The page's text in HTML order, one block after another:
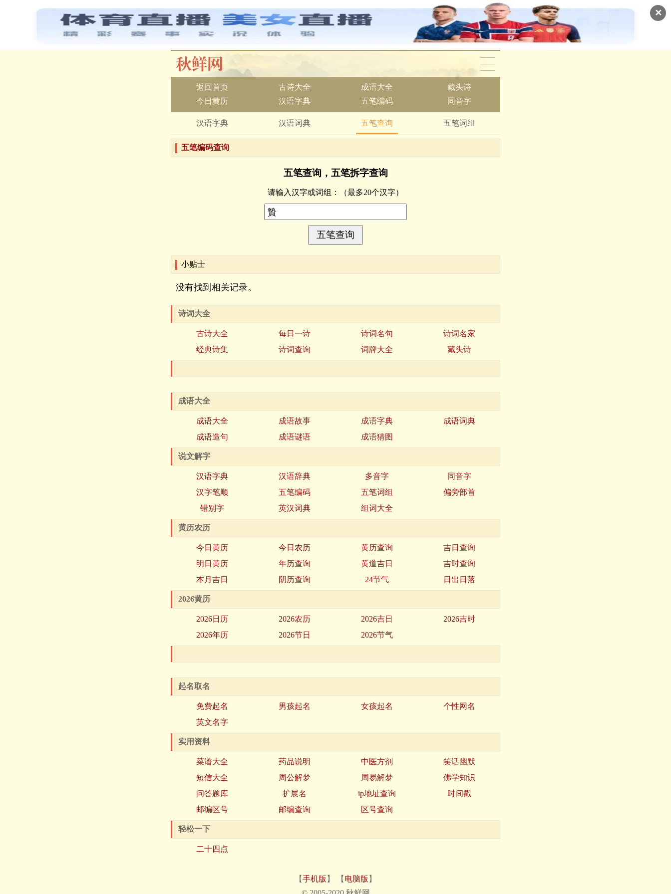
✕
返回首页 古诗大全 成语大全
藏头诗
今日黄历
汉语字典 五笔编码 同音字
汉语字典 汉语词典 五笔查询 五笔词组
五笔编码查询
五笔查询，五笔拆字查询
请输入汉字或词组： （最多20个汉字）
小贴士
没有找到相关记录。
诗词大全
古诗大全 每日一诗 诗词名句
诗词名家
经典诗集
诗词查询 词牌大全 藏头诗
成语大全
成语大全 成语故事 成语字典
成语词典
成语造句
成语谜语 成语猜图
说文解字
汉语字典 汉语辞典 多音字
同音字
汉字笔顺
五笔编码 五笔词组
偏旁部首
错别字
英汉词典 组词大全
黄历农历
今日黄历 今日农历 黄历查询
吉日查询
明日黄历
年历查询 黄道吉日
吉时查询
本月吉日
阴历查询 24节气 日出日落
2026黄历
2026日历 2026农历 2026吉日
2026吉时
2026年历
2026节日 2026节气
起名取名
免费起名 男孩起名 女孩起名
个性网名
英文名字
实用资料
菜谱大全 药品说明 中医方剂
笑话幽默
短信大全
周公解梦 周易解梦
佛学知识
问答题库
扩展名 ip地址查询
时间戳
邮编区号
邮编查询 区号查询
轻松一下
二十四点
【手机版 】 【 电脑版 】